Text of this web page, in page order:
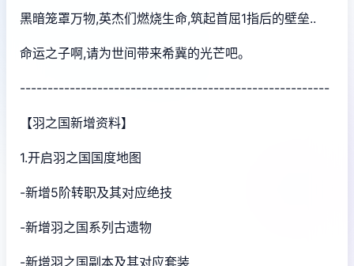
黑暗笼罩万物,英杰们燃烧生命,筑起首屈1指后的壁垒..
命运之子啊,请为世间带来希冀的光芒吧。
--------------------------------------------------------
【羽之国新增资料】
1.开启羽之国国度地图
-新增5阶转职及其对应绝技
-新增羽之国系列古遗物
-新增羽之国副本及其对应套装